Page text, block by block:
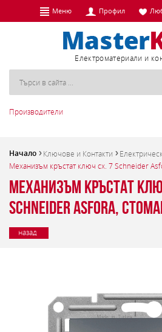
Меню Профил
Eлектроматериали и
Производители
Начало Ключове и Контакти
Механизъм кръстат ключ сх. 7 Schneider
Механизъм кръстат
Schneider Asfora,
назад